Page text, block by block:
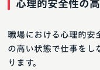
心理的安全性の
職場における心理的安
の高い状態で仕事をし
ります。